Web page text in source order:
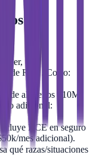
de
etc):
de RCE. Costo:
de al menos $10M
adicional:
RCE en seguro
mes adicional).
qué razas/situaciones